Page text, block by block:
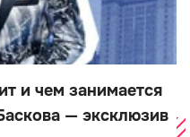
и чем занимается
— эксклюзив